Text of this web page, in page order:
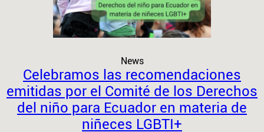
News
Celebramos las recomendaciones
emitidas por el Comité de los Derechos
del niño para Ecuador en materia de
niñeces LGBTI+